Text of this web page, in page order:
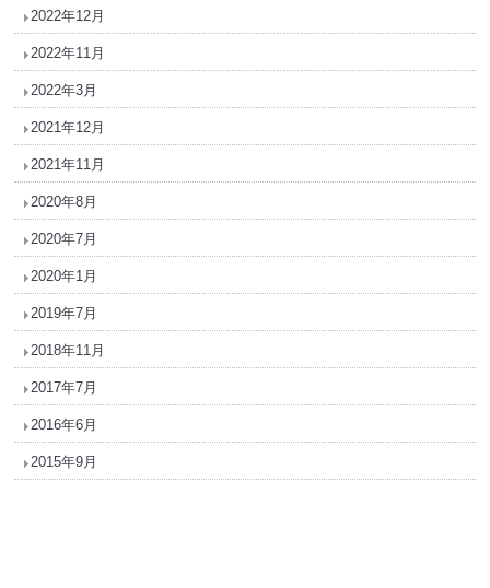
2022年12月
2022年11月
2022年3月
2021年12月
2021年11月
2020年8月
2020年7月
2020年1月
2019年7月
2018年11月
2017年7月
2016年6月
2015年9月